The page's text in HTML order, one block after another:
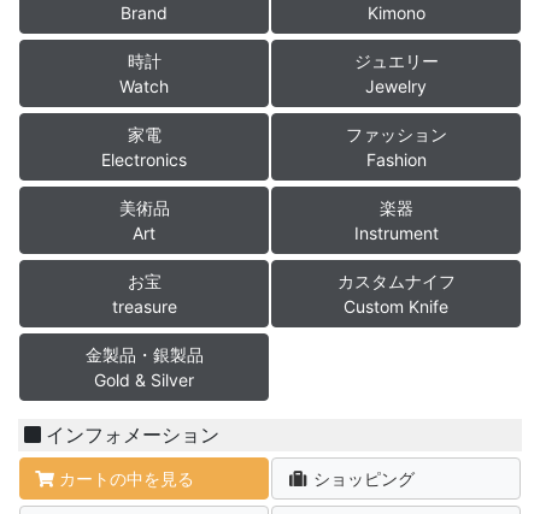
Brand
Kimono
時計
Watch
ジュエリー
Jewelry
家電
Electronics
ファッション
Fashion
美術品
Art
楽器
Instrument
お宝
treasure
カスタムナイフ
Custom Knife
金製品・銀製品
Gold & Silver
インフォメーション
カートの中を見る ショッピング